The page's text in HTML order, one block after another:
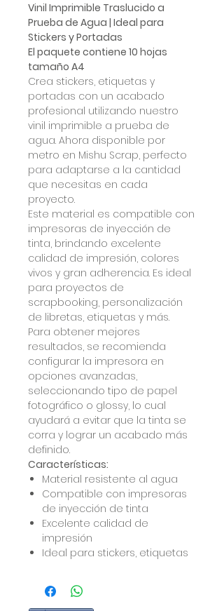
Vinil Imprimible Traslucido a
Prueba de Agua | Ideal para
Stickers y Portadas
El paquete contiene 10 hojas
tamaño A4
Crea stickers, etiquetas y
portadas con un acabado
profesional utilizando nuestro
vinil imprimible a prueba de
agua. Ahora disponible por
metro en Mishu Scrap, perfecto
para adaptarse a la cantidad
que necesitas en cada
proyecto.
Este material es compatible con
impresoras de inyección de
tinta, brindando excelente
calidad de impresión, colores
vivos y gran adherencia. Es ideal
para proyectos de
scrapbooking, personalización
de libretas, etiquetas y más.
Para obtener mejores
resultados, se recomienda
configurar la impresora en
opciones avanzadas,
seleccionando tipo de papel
fotográfico o glossy, lo cual
ayudará a evitar que la tinta se
corra y lograr un acabado más
definido.
Características:
Material resistente al agua
Compatible con impresoras
de inyección de tinta
Excelente calidad de
impresión
Ideal para stickers, etiquetas